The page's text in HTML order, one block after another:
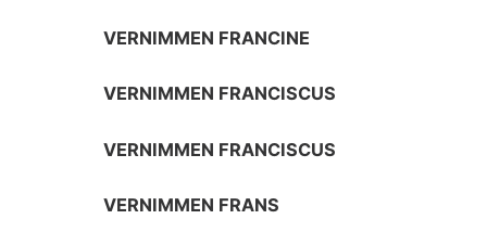
VERNIMMEN FRANCINE
VERNIMMEN FRANCISCUS
VERNIMMEN FRANCISCUS
VERNIMMEN FRANS